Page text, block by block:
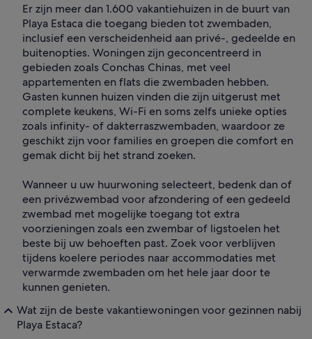
Er zijn meer dan 1.600 vakantiehuizen in de buurt van
Playa Estaca die toegang bieden tot zwembaden,
inclusief een verscheidenheid aan privé-, gedeelde en
buitenopties. Woningen zijn geconcentreerd in
gebieden zoals Conchas Chinas, met veel
appartementen en flats die zwembaden hebben.
Gasten kunnen huizen vinden die zijn uitgerust met
complete keukens, Wi-Fi en soms zelfs unieke opties
zoals infinity- of dakterraszwembaden, waardoor ze
geschikt zijn voor families en groepen die comfort en
gemak dicht bij het strand zoeken.
Wanneer u uw huurwoning selecteert, bedenk dan of
een privézwembad voor afzondering of een gedeeld
zwembad met mogelijke toegang tot extra
voorzieningen zoals een zwembar of ligstoelen het
beste bij uw behoeften past. Zoek voor verblijven
tijdens koelere periodes naar accommodaties met
verwarmde zwembaden om het hele jaar door te
kunnen genieten.
Wat zijn de beste vakantiewoningen voor gezinnen nabij
Playa Estaca?